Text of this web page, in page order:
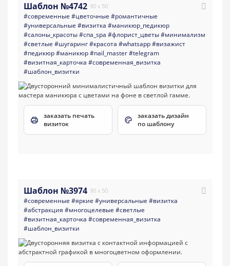
Шаблон №4742 90 x 50
#современные #цветочные #романтичные
#универсальные #визитка #маникюр_педикюр
#салоны_красоты#спа_spa #флорист_цветы#минимализм
#светлые #шугаринг#красота #whatsapp#визажист
#педикюр#маникюр#nail_master#telegram
#визитная_карточка #современная_визитка
#шаблон_визитки
заказать печать
визиток
заказать дизайн
по шаблону
Шаблон №3974 90 x 50
#современные #яркие #универсальные #визитка
#абстракция #многоцелевые #светлые
#визитная_карточка #современная_визитка
#шаблон_визитки